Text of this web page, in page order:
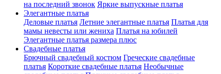
на последний звонок Яркие выпускные платья
Элегантные платья
Деловые платья Летние элегантные платья Платья для
мамы невесты или жениха Платья на юбилей
Элегантные платья размера плюс
Свадебные платья
Брючный свадебный костюм Греческие свадебные
платья Короткие свадебные платья Необычные